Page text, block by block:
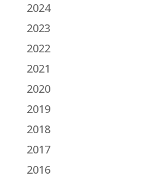
2024
2023
2022
2021
2020
2019
2018
2017
2016